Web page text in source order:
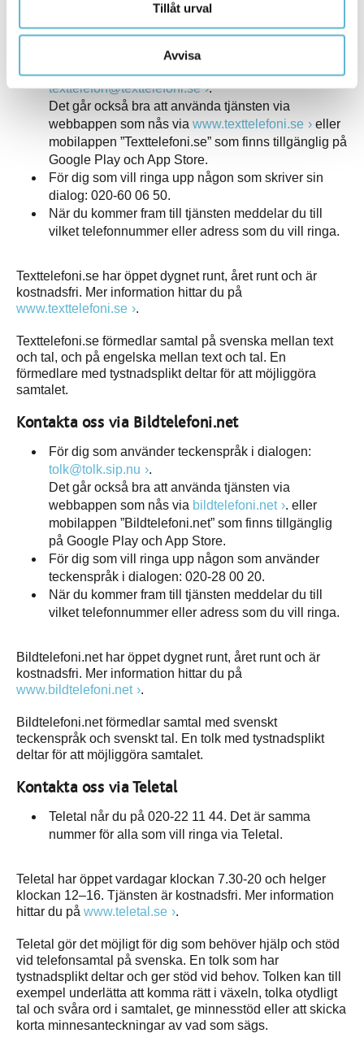
Tillåt urval
Avvisa
Texttelefoni.se, Teletal och Bildtelefoni.net.
Kontakta oss via Texttelefoni.se
texttelefon@texttelefoni.se .
Det går också bra att använda tjänsten via
webbappen som nås via www.texttelefoni.se
eller
mobilappen ”Texttelefoni.se” som finns tillgänglig på
Google Play och App Store.
För dig som vill ringa upp någon som skriver sin
dialog: 020-60 06 50.
När du kommer fram till tjänsten meddelar du till
vilket telefonnummer eller adress som du vill ringa.
Texttelefoni.se har öppet dygnet runt, året runt och är
kostnadsfri. Mer information hittar du på
www.texttelefoni.se
.
Texttelefoni.se förmedlar samtal på svenska mellan text
och tal, och på engelska mellan text och tal. En
förmedlare med tystnadsplikt deltar för att möjliggöra
samtalet.
Kontakta oss via Bildtelefoni.net
För dig som använder teckenspråk i dialogen:
tolk@tolk.sip.nu
.
Det går också bra att använda tjänsten via
webbappen som nås via bildtelefoni.net
. eller
mobilappen ”Bildtelefoni.net” som finns tillgänglig
på Google Play och App Store.
För dig som vill ringa upp någon som använder
teckenspråk i dialogen: 020-28 00 20.
När du kommer fram till tjänsten meddelar du till
vilket telefonnummer eller adress som du vill ringa.
Bildtelefoni.net har öppet dygnet runt, året runt och är
kostnadsfri. Mer information hittar du på
www.bildtelefoni.net
.
Bildtelefoni.net förmedlar samtal med svenskt
teckenspråk och svenskt tal. En tolk med tystnadsplikt
deltar för att möjliggöra samtalet.
Kontakta oss via Teletal
Teletal når du på 020-22 11 44. Det är samma
nummer för alla som vill ringa via Teletal.
Teletal har öppet vardagar klockan 7.30-20 och helger
klockan 12–16. Tjänsten är kostnadsfri. Mer information
hittar du på www.teletal.se .
Teletal gör det möjligt för dig som behöver hjälp och stöd
vid telefonsamtal på svenska. En tolk som har
tystnadsplikt deltar och ger stöd vid behov. Tolken kan till
exempel underlätta att komma rätt i växeln, tolka otydligt
tal och svåra ord i samtalet, ge minnesstöd eller att skicka
korta minnesanteckningar av vad som sägs.